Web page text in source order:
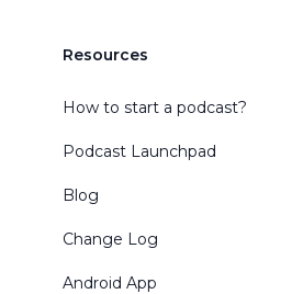
Resources
How to start a podcast?
Podcast Launchpad
Blog
Change Log
Android App